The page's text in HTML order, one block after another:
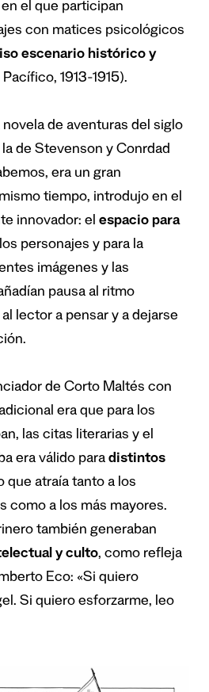
en el que participan
con matices psicológicos
escenario histórico y
1913-1915).
de aventuras del siglo
de Stevenson y Conrdad
era un gran
tiempo, introdujo en el
innovador: el espacio para
personajes y para la
imágenes y las
pausa al ritmo
lector a pensar y a dejarse
de Corto Maltés con
era que para los
las citas literarias y el
era válido para distintos
que atraía tanto a los
como a los más mayores.
también generaban
y culto, como refleja
Eco: «Si quiero
Si quiero esforzarme, leo